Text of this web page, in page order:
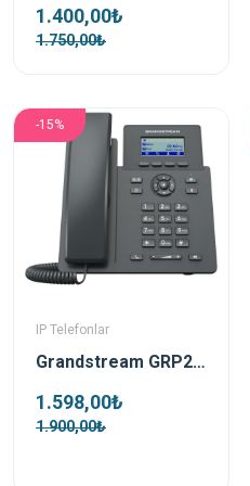
1.400,00₺
1.750,00₺
-15%
IP Telefonlar
Grandstream GRP2601P Poe Destekli Ip Telefon
1.598,00₺
1.900,00₺